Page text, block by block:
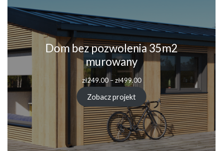
Dom bez pozwolenia 35m2
murowany
zł249.00 – zł499.00
Zobacz projekt